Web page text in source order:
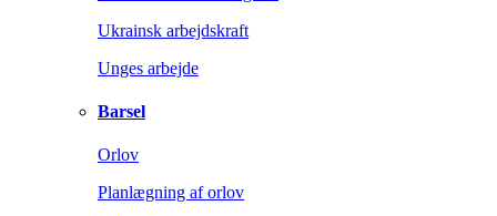
Ukrainsk arbejdskraft
Unges arbejde
Barsel
Orlov
Planlægning af orlov